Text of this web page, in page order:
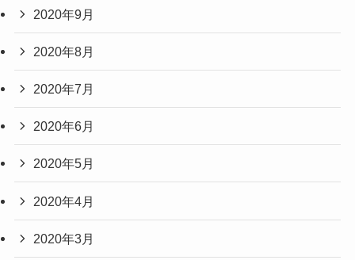
2020年9月
2020年8月
2020年7月
2020年6月
2020年5月
2020年4月
2020年3月